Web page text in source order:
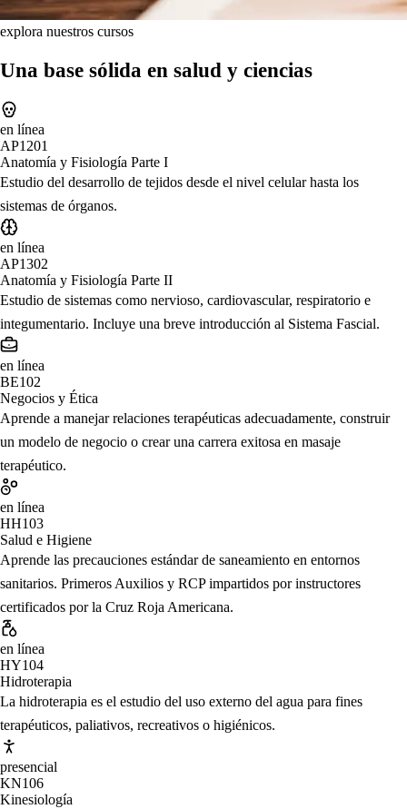
explora nuestros cursos
Una base sólida en salud y ciencias
en línea
AP1201
Anatomía y Fisiología Parte I
Estudio del desarrollo de tejidos desde el nivel celular hasta los
sistemas de órganos.
en línea
AP1302
Anatomía y Fisiología Parte II
Estudio de sistemas como nervioso, cardiovascular, respiratorio e
integumentario. Incluye una breve introducción al Sistema Fascial.
en línea
BE102
Negocios y Ética
Aprende a manejar relaciones terapéuticas adecuadamente, construir
un modelo de negocio o crear una carrera exitosa en masaje
terapéutico.
en línea
HH103
Salud e Higiene
Aprende las precauciones estándar de saneamiento en entornos
sanitarios. Primeros Auxilios y RCP impartidos por instructores
certificados por la Cruz Roja Americana.
en línea
HY104
Hidroterapia
La hidroterapia es el estudio del uso externo del agua para fines
terapéuticos, paliativos, recreativos o higiénicos.
presencial
KN106
Kinesiología